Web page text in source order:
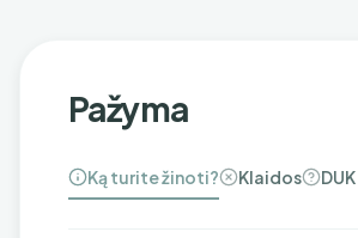
Pažyma
Ką turite žinoti? Klaidos DUK